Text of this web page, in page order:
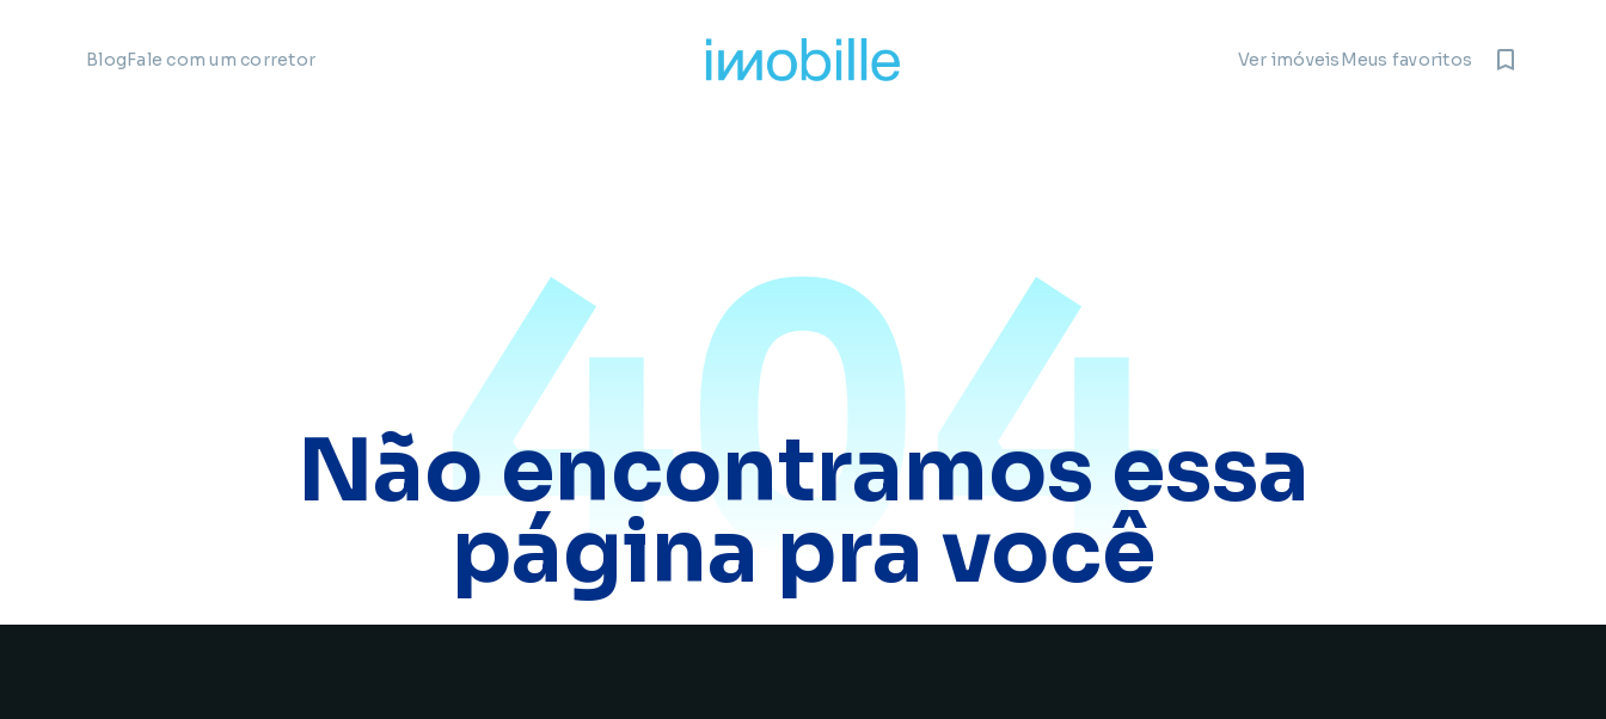
BlogFale com um corretor Ver imóveisMeus favoritos
404
Não encontramos essa
página pra você